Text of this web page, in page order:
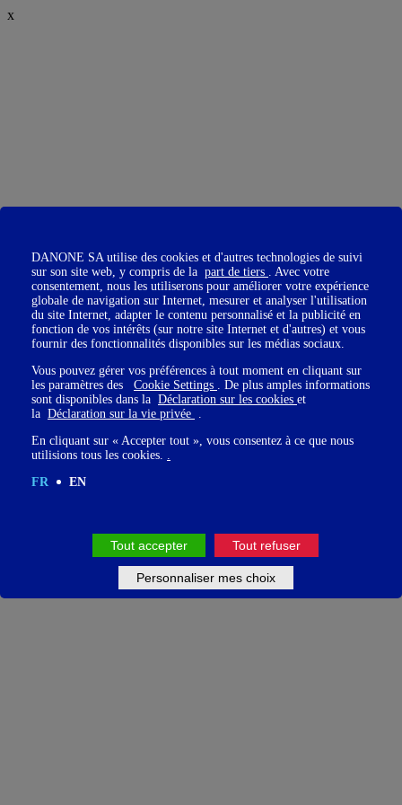
x
DANONE SA utilise des cookies et d'autres technologies de suivi
sur son site web, y compris de la part de tiers . Avec votre
consentement, nous les utiliserons pour améliorer votre expérience
globale de navigation sur Internet, mesurer et analyser l'utilisation
du site Internet, adapter le contenu personnalisé et la publicité en
fonction de vos intérêts (sur notre site Internet et d'autres) et vous
fournir des fonctionnalités disponibles sur les médias sociaux.
Vous pouvez gérer vos préférences à tout moment en cliquant sur
les paramètres des Cookie Settings . De plus amples informations
sont disponibles dans la Déclaration sur les cookies et
la Déclaration sur la vie privée .
En cliquant sur « Accepter tout », vous consentez à ce que nous
utilisions tous les cookies. .
FR
EN
Tout accepter Tout refuser
Personnaliser mes choix